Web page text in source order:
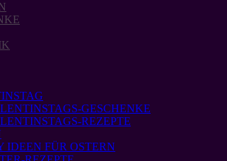
GESCHENKE
REZEPTE
IDEEN FÜR OSTERN